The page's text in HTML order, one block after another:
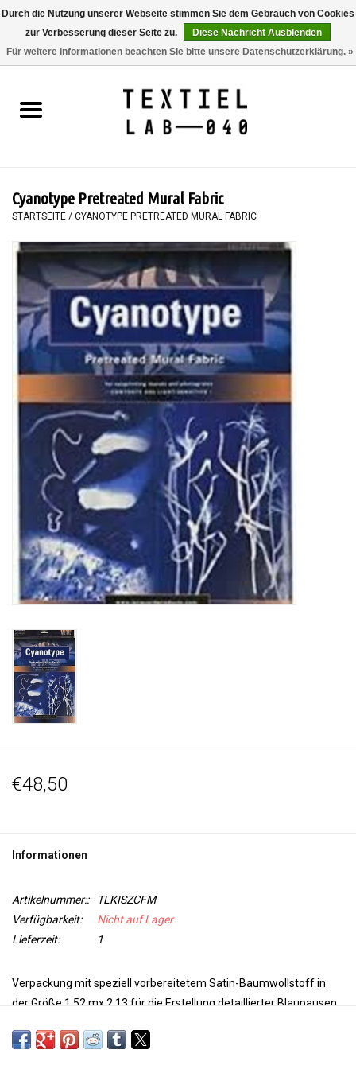
0 Artikel - €0,00
BÜCHER
MALEN
TEXTIL
WORKSHOPS
SPECIALS
Cyanotype Pretreated Mural Fabric
STARTSEITE / CYANOTYPE PRETREATED MURAL FABRIC
€48,50
Informationen
Artikelnummer::
TLKISZCFM
Verfügbarkeit:
Nicht auf Lager
Lieferzeit:
1
Verpackung mit speziell vorbereitetem Satin-Baumwollstoff in
der Größe 1,52 mx 2,13 für die Erstellung detaillierter Blaupausen
Mitte des 19. Jahrhunderts entwickelt wurde und sich durch seine
Durch die Nutzung unserer Webseite stimmen Sie dem Gebrauch von Cookies
zur Verbesserung dieser Seite zu.
Diese Nachricht Ausblenden
Für weitere Informationen beachten Sie bitte unsere Datenschutzerklärung. »